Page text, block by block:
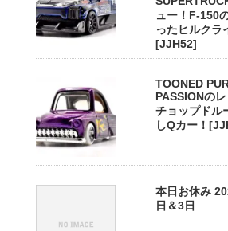
ュー！F-150
ったヒルクラ
[JJH52]
TOONED
PASSIONのレ
チョップドル
しQカー！
本日お休み
日＆3日